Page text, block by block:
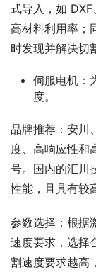
式导入，如
高材料利用率；
时发现并解决切
伺服电机：
度。
品牌推荐：安川
度、高响应性和
号。国内的汇川
性能，且具有较
参数选择：根据
速度要求，选择
割速度要求越高